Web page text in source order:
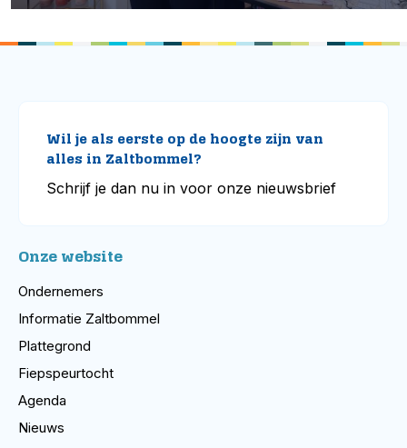
Wil je als eerste op de hoogte zijn van
alles in Zaltbommel?
Schrijf je dan nu in voor onze nieuwsbrief
Onze website
Ondernemers
Informatie Zaltbommel
Plattegrond
Fiepspeurtocht
Agenda
Nieuws